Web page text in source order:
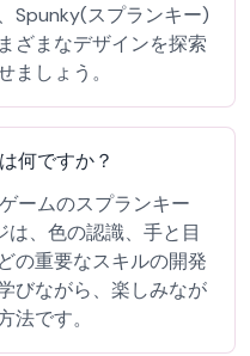
Spunky(スプランキー)
ざまなデザインを探索
ましょう。
何ですか？
ームのスプランキー
、色の認識、手と目
の重要なスキルの開発
びながら、楽しみなが
法です。